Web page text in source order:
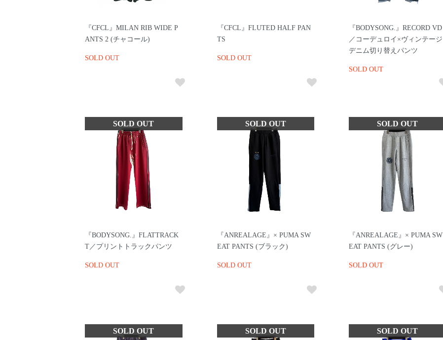
『CFCL』MILAN RIB WIDE P
ANTS 2 (チャコール)
SOLD OUT
『CFCL』FLUTED HALF PAN
TS
SOLD OUT
『BODYSONG.』RECORD VD
／コーデュロイ×ヴィンテージ
デニム切り替えパンツ
SOLD OUT
『BODYSONG.』FLATTRACK
T／プリントトラックパンツ
SOLD OUT
『ANREALAGE』× PUMA SW
EAT PANTS (ブラック)
SOLD OUT
『ANREALAGE』× PUMA SW
EAT PANTS (グレー)
SOLD OUT